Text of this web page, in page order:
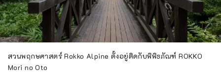
สวนพฤกษศาสตร์ Rokko Alpine ตั้งอยู่ติดกับพิพิธภัณฑ์ ROKKO
Mori no Oto